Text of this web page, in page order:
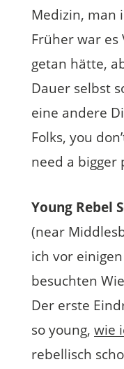
Medizin, man
Früher war es
getan hätte,
Dauer selbst
eine andere
Folks, you
need a bigger
Young Rebel
(near
ich vor
besuchten
Der erste
so young, wie
rebellisch